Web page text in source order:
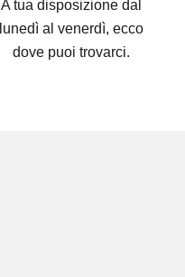
A tua disposizione dal
lunedì al venerdì, ecco
dove puoi trovarci.